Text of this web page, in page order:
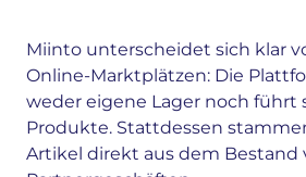
Miinto unterscheidet sich klar
Online-Marktplätzen: Die
weder eigene Lager noch führt
Produkte. Stattdessen
Artikel direkt aus dem Bestand